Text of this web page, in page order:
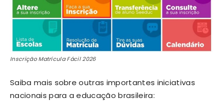
Inscrição Matrícula Fácil 2026
Saiba mais sobre outras importantes iniciativas
nacionais para a educação brasileira: